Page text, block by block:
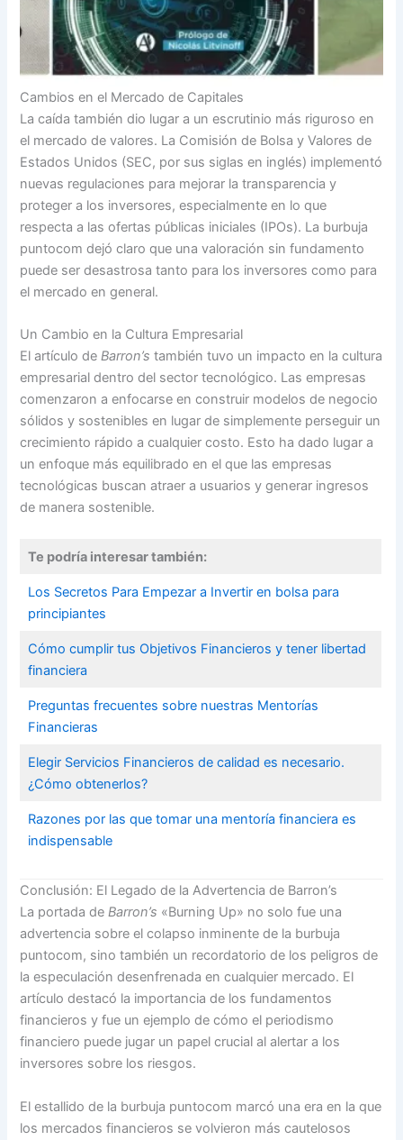
Cambios en el Mercado de Capitales
La caída también dio lugar a un escrutinio más riguroso en
el mercado de valores. La Comisión de Bolsa y Valores de
Estados Unidos (SEC, por sus siglas en inglés) implementó
nuevas regulaciones para mejorar la transparencia y
proteger a los inversores, especialmente en lo que
respecta a las ofertas públicas iniciales (IPOs). La burbuja
puntocom dejó claro que una valoración sin fundamento
puede ser desastrosa tanto para los inversores como para
el mercado en general.
Un Cambio en la Cultura Empresarial
El artículo deBarron’s también tuvo un impacto en la cultura
empresarial dentro del sector tecnológico. Las empresas
comenzaron a enfocarse en construir modelos de negocio
sólidos y sostenibles en lugar de simplemente perseguir un
crecimiento rápido a cualquier costo. Esto ha dado lugar a
un enfoque más equilibrado en el que las empresas
tecnológicas buscan atraer a usuarios y generar ingresos
de manera sostenible.
Te podría interesar también:
Los Secretos Para Empezar a Invertir en bolsa para
principiantes
Cómo cumplir tus Objetivos Financieros y tener libertad
financiera
Preguntas frecuentes sobre nuestras Mentorías
Financieras
Elegir Servicios Financieros de calidad es necesario.
¿Cómo obtenerlos?
Razones por las que tomar una mentoría financiera es
indispensable
Conclusión: El Legado de la Advertencia de Barron’s
La portada deBarron’s «Burning Up» no solo fue una
advertencia sobre el colapso inminente de la burbuja
puntocom, sino también un recordatorio de los peligros de
la especulación desenfrenada en cualquier mercado. El
artículo destacó la importancia de los fundamentos
financieros y fue un ejemplo de cómo el periodismo
financiero puede jugar un papel crucial al alertar a los
inversores sobre los riesgos.
El estallido de la burbuja puntocom marcó una era en la que
los mercados financieros se volvieron más cautelosos